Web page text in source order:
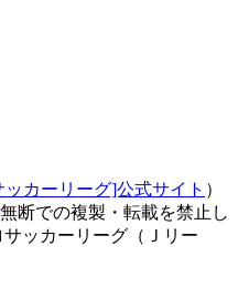
カーリーグ]公式サイト ）
断での複製・転載を禁止し
ッカーリーグ（Ｊリー